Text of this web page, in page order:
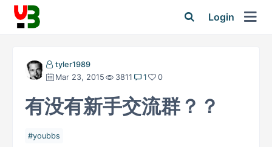
Login
tyler1989
Mar 23, 2015
3811 1 0
有没有新手交流群？？
youbbs